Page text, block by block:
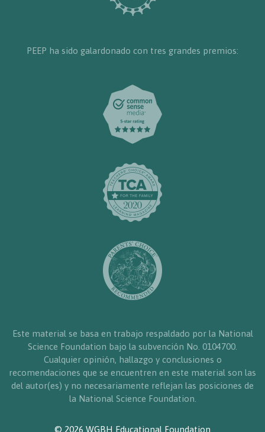
PEEP ha sido galardonado con tres grandes premios:
Este material se basa en trabajo respaldado por la National
Science Foundation bajo la subvención No. 0104700.
Cualquier opinión, hallazgo y conclusiones o
recomendaciones que se encuentren en este material son las
del autor(es) y no necesariamente reflejan las posiciones de
la National Science Foundation.
© 2026 WGBH Educational Foundation